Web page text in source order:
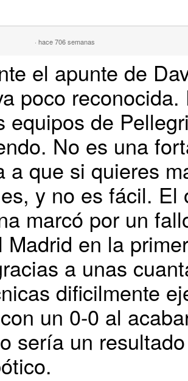
· hace 706 semanas
el apunte de
poco
equipos de
No es una
a que si quieres
y no es fácil.
marcó por un
Madrid en la
a unas
dificilmente
un 0-0 al
sería un